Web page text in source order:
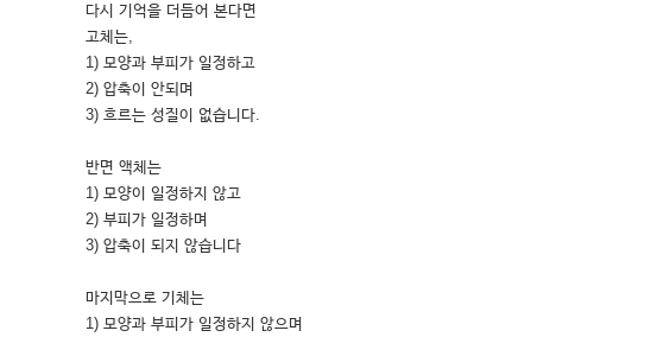
다시 기억을 더듬어 본다면
고체는,
1) 모양과 부피가 일정하고
2) 압축이 안되며
3) 흐르는 성질이 없습니다.
반면 액체는
1) 모양이 일정하지 않고
2) 부피가 일정하며
3) 압축이 되지 않습니다
마지막으로 기체는
1) 모양과 부피가 일정하지 않으며